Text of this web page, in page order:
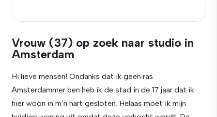
Vrouw (37) op zoek naar studio in
Amsterdam
Hi lieve mensen! Ondanks dat ik geen ras
Amsterdammer ben heb ik de stad in de 17 jaar dat ik
hier woon in m’n hart gesloten. Helaas moet ik mijn